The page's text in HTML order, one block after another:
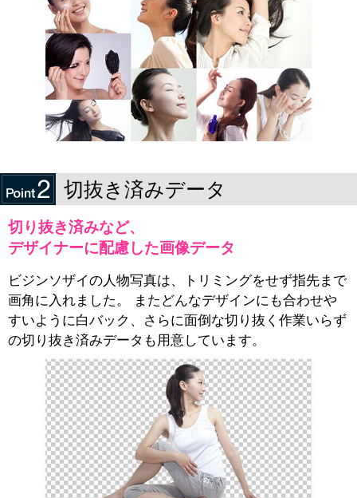
切抜き済みデータ
切り抜き済みなど、
デザイナーに配慮した画像データ
ビジンソザイの人物写真は、トリミングをせず指先まで
画角に入れました。 またどんなデザインにも合わせや
すいように白バック、さらに面倒な切り抜く作業いらず
の切り抜き済みデータも用意しています。